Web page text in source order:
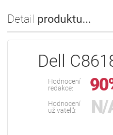
Detail produktu...
Dell
Hodnocení
redakce:
Hodnocení
uživatelů:
N/